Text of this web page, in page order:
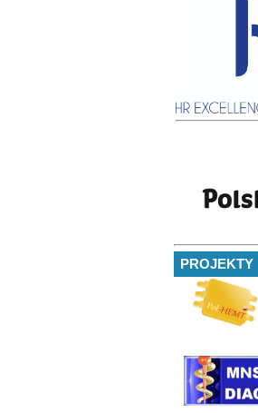
PROJEKTY